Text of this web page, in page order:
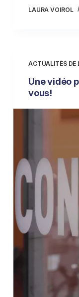
LAURA VOIROL
ACTUALITÉS DE
Une vidéo
vous!